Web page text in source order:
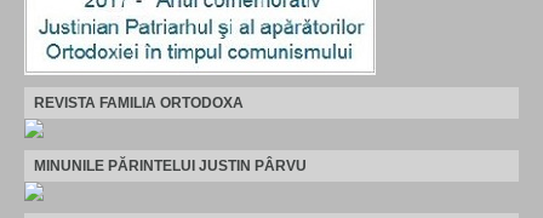
REVISTA FAMILIA ORTODOXA
MINUNILE PĂRINTELUI JUSTIN PÂRVU